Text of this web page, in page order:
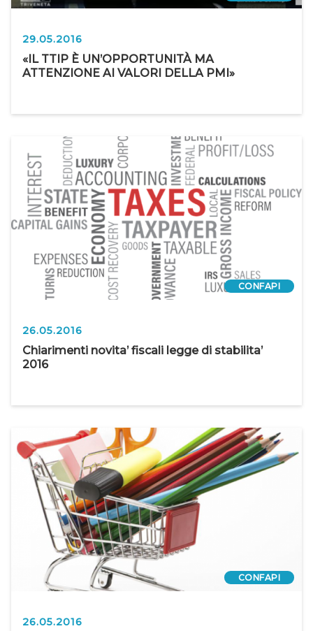
29.05.2016
«IL TTIP È UN’OPPORTUNITÀ MA
ATTENZIONE AI VALORI DELLA PMI»
CONFAPI
26.05.2016
Chiarimenti novita’ fiscali legge di stabilita’
2016
CONFAPI
26.05.2016